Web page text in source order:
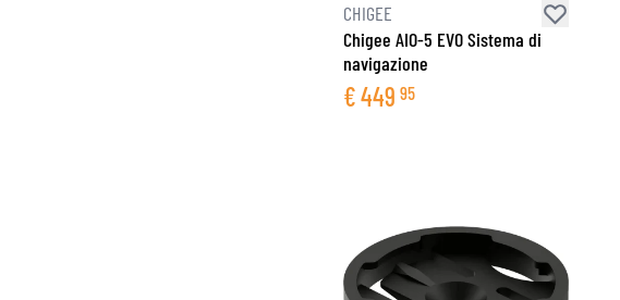
CHIGEE
Chigee AIO-5 EVO Sistema di
navigazione
€449 95